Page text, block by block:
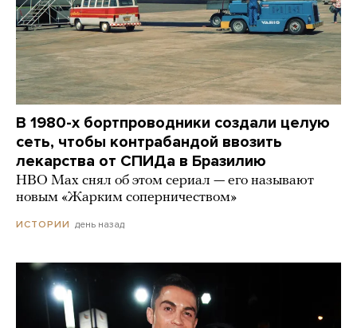
В 1980-х бортпроводники создали целую
сеть, чтобы контрабандой ввозить
лекарства от СПИДа в Бразилию
HBO Max снял об этом сериал — его называют
новым «Жарким соперничеством»
ИСТОРИИ день назад